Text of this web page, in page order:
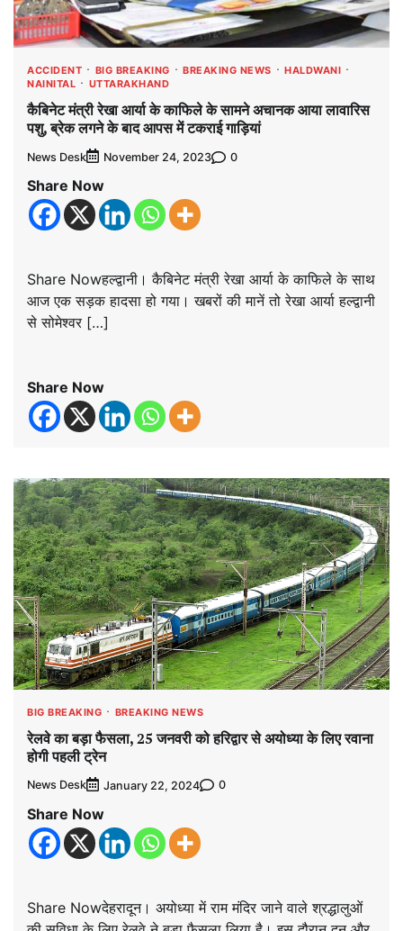
ACCIDENT BIG BREAKING BREAKING NEWS
HALDWANI
NAINITAL
UTTARAKHAND
कैबिनेट मंत्री रेखा आर्या के काफिले के सामने अचानक आया लावारिस
पशु, ब्रेक लगने के बाद आपस में टकराई गाड़ियां
News Desk November 24, 2023 0
Share Now
Share Nowहल्द्वानी। कैबिनेट मंत्री रेखा आर्या के काफिले के साथ
आज एक सड़क हादसा हो गया। खबरों की मानें तो रेखा आर्या हल्द्वानी
से सोमेश्वर […]
Share Now
BIG BREAKING BREAKING NEWS
रेलवे का बड़ा फैसला, 25 जनवरी को हरिद्वार से अयोध्या के लिए रवाना
होगी पहली ट्रेन
News Desk January 22, 2024 0
Share Now
Share Nowदेहरादून। अयोध्या में राम मंदिर जाने वाले श्रद्धालुओं